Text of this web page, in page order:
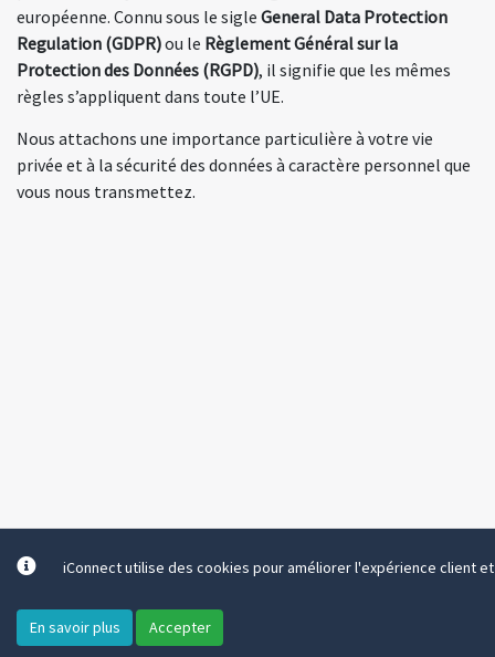
européenne. Connu sous le sigle General Data Protection
Regulation (GDPR)ou le Règlement Général sur la
Protection des Données (RGPD), il signifie que les mêmes
règles s’appliquent dans toute l’UE.
Nous attachons une importance particulière à votre vie
privée et à la sécurité des données à caractère personnel que
vous nous transmettez.
Assistance
iConnect utilise des cookies pour améliorer l'expérience client
En savoir plus Accepter